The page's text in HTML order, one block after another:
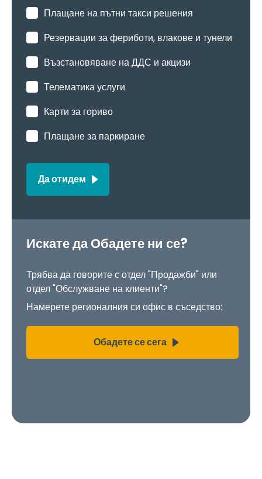
Плащане на пътни такси решения
Резервации за фериботи, влакове и тунели
Възстановяване на ДДС и акцизи
Телематика услуги
Карти за гориво
Плащане за паркиране
Да отидем
Искате да Обадете ни се?
Трябва да говорите с отдел "Продажби" или
отдел "Обслужване на клиенти"?
Намерете регионалния си офис в съседство:
Обадете се сега